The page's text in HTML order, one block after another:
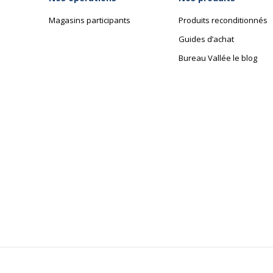
Magasins participants
Produits reconditionnés
Guides d’achat
Bureau Vallée le blog